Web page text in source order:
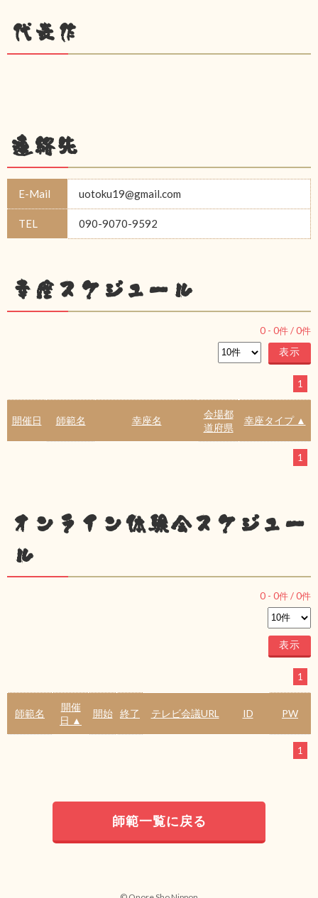
代表作
連絡先
E-Mail uotoku19@gmail.com
TEL 090-9070-9592
幸座スケジュール
0 - 0件 /0件
1
開催日 師範名 幸座名
会場都
道府県
幸座タイプ ▲
1
オンライン体験会スケジュー
ル
0 - 0件 /0件
1
師範名
開催
日 ▲
開始 終了 テレビ会議URL ID PW
1
師範一覧に戻る